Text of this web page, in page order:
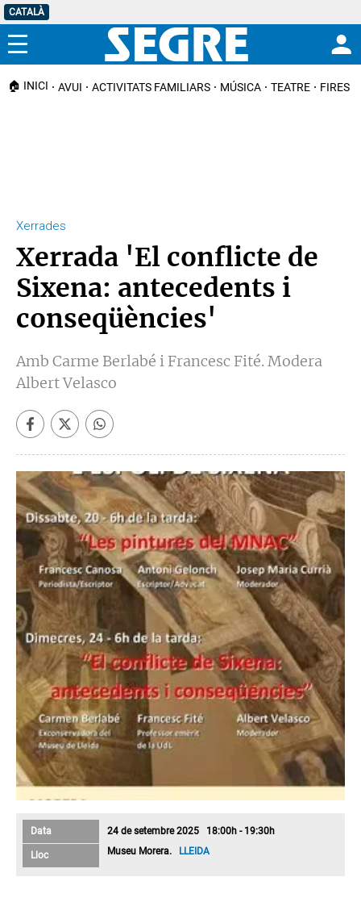
CATALÀ
Menú
🏠 INICI AVUI ACTIVITATS FAMILIARS MÚSICA TEATRE FIRES I
Xerrades
Xerrada 'El conflicte de
Sixena: antecedents i
conseqüències'
Amb Carme Berlabé i Francesc Fité. Modera
Albert Velasco
Data 24 de setembre 2025 18:00h - 19:30h
Lloc Museu Morera. LLEIDA